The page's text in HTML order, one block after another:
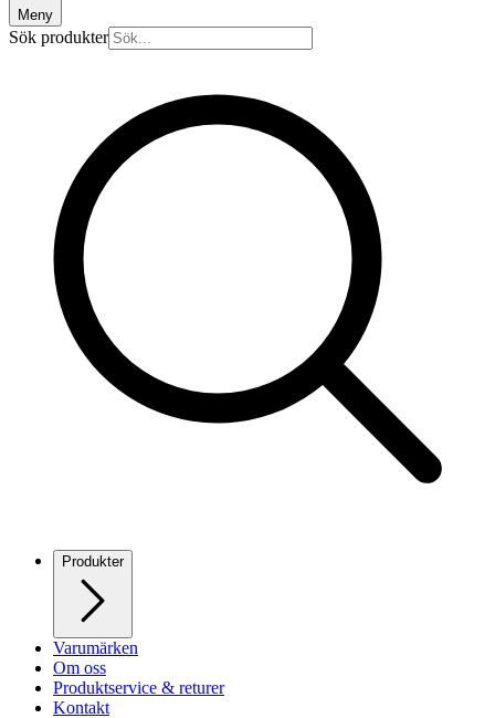
Meny
Sök produkter
Produkter
Varumärken
Om oss
Produktservice & returer
Kontakt